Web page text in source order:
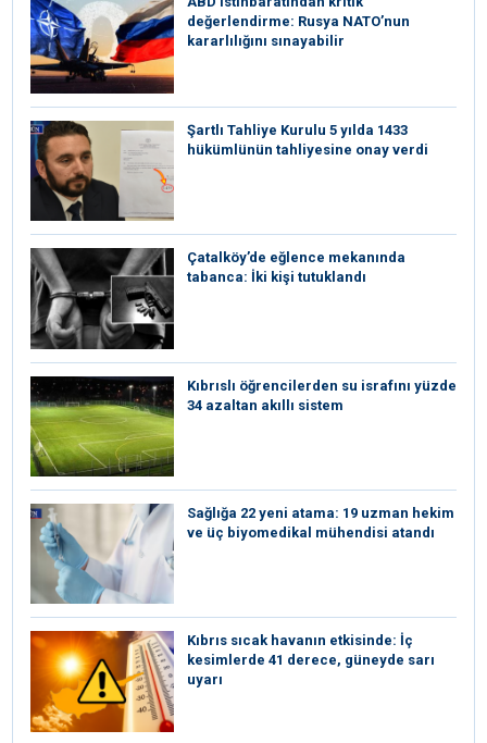
değerlendirme: Rusya NATO’nun
kararlılığını sınayabilir
Şartlı Tahliye Kurulu 5 yılda 1433
hükümlünün tahliyesine onay verdi
Çatalköy’de eğlence mekanında
tabanca: İki kişi tutuklandı
Kıbrıslı öğrencilerden su israfını yüzde
34 azaltan akıllı sistem
Sağlığa 22 yeni atama: 19 uzman hekim
ve üç biyomedikal mühendisi atandı
Kıbrıs sıcak havanın etkisinde: İç
kesimlerde 41 derece, güneyde sarı
uyarı